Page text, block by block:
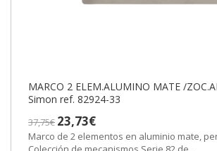
MARCO 2 ELEM.ALUMINO MATE /
Simon ref. 82924-33
37,75€ 23,73€
Marco de 2 elementos en aluminio mate,